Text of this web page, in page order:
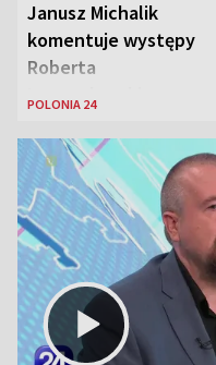
Janusz Michalik
komentuje występy
Roberta
Lewandowskiego w
Zjednoczonych
POLONIA 24